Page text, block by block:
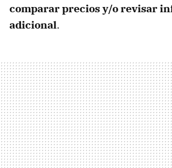
comparar precios y/o revisar
adicional.